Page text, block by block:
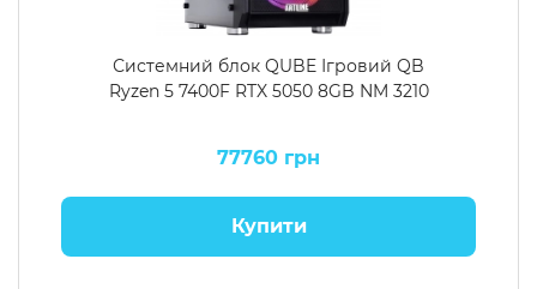
Системний блок QUBE Ігровий QB
Ryzen 5 7400F RTX 5050 8GB NM 3210
77760 грн
Купити